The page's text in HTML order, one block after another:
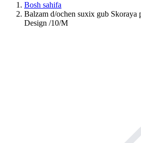
Bosh sahifa
Balzam d/ochen suxix gub Skoraya
Design /10/M